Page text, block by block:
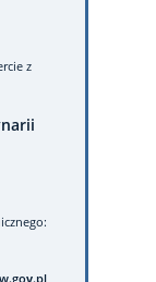
z